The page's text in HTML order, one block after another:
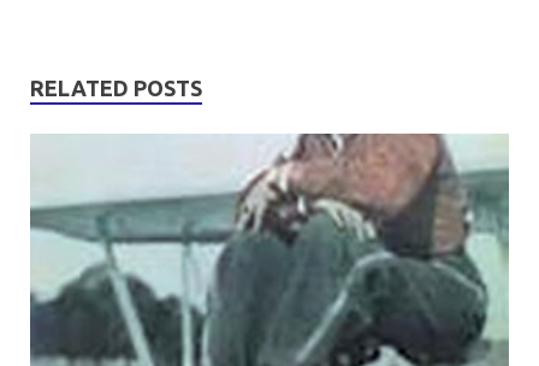
s
A
p
b
o
k
er
RELATED POSTS